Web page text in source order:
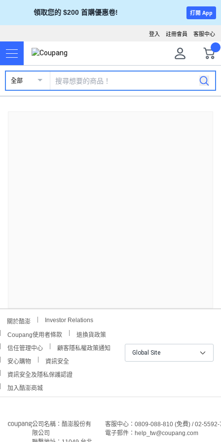
領取您的 $200 首購優惠卷! 打開 App
客服中心
註冊會員
登入
全部
關於酷澎 Investor Relations
Coupang使用者條款
退換貨政策
信任管理中心
顧客隱私權政策通知
安心購物
資訊安全
資訊安全及隱私保護認證
加入酷澎商城
Global Site
公司名稱：酷澎股份有
限公司
客服中心：0809-088-810 (免費) / 02-
電子郵件：help_tw@coupang.com